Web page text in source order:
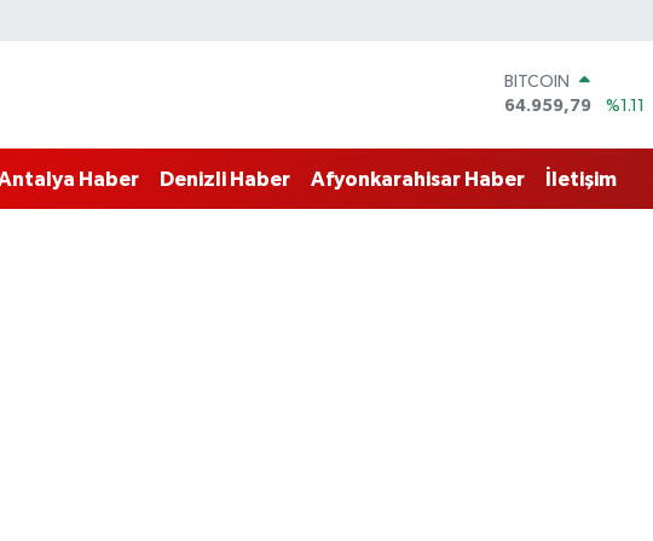
DOLAR
47,7436
%0.18
STERLİN
Haber Denizli Haber Afyonkarahisar Haber İletişim